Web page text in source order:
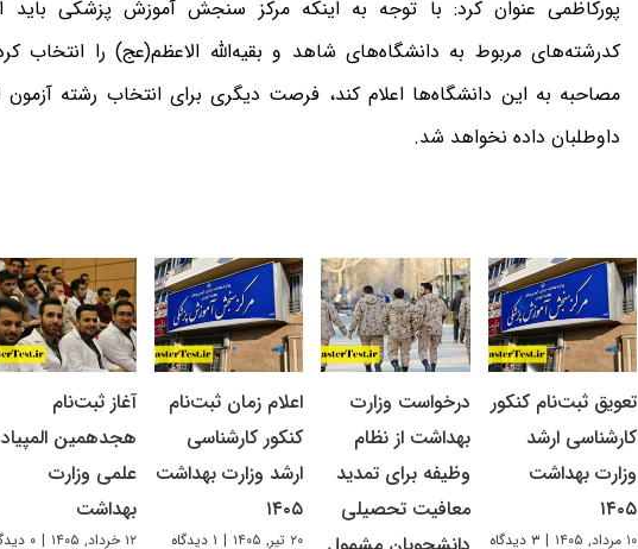
پورکاظمی عنوان کرد: با توجه به اینکه مرکز سنجش آموزش پزشکی باید
کدرشته‌های مربوط به دانشگاه‌های شاهد و بقیه‌الله الاعظم(عج) را انتخاب
مصاحبه به این دانشگاه‌ها اعلام کند، فرصت دیگری برای انتخاب رشته
داوطلبان داده نخواهد شد.
تعویق ثبت‌نام کنکور
کارشناسی ارشد
وزارت بهداشت
۱۴۰۵
۱۰ مرداد, ۱۴۰۵ | ۳ دیدگاه
درخواست وزارت
بهداشت از نظام
وظیفه برای تمدید
معافیت تحصیلی
اعلام زمان ثبت‌نام
کنکور کارشناسی
ارشد وزارت بهداشت
۱۴۰۵
۲۰ تیر, ۱۴۰۵ | ۱ دیدگاه
آغاز ثبت‌نام
هجدهمین المپیاد
علمی وزارت
بهداشت
۱۲ خرداد, ۱۴۰۵ | ۰ دیدگاه